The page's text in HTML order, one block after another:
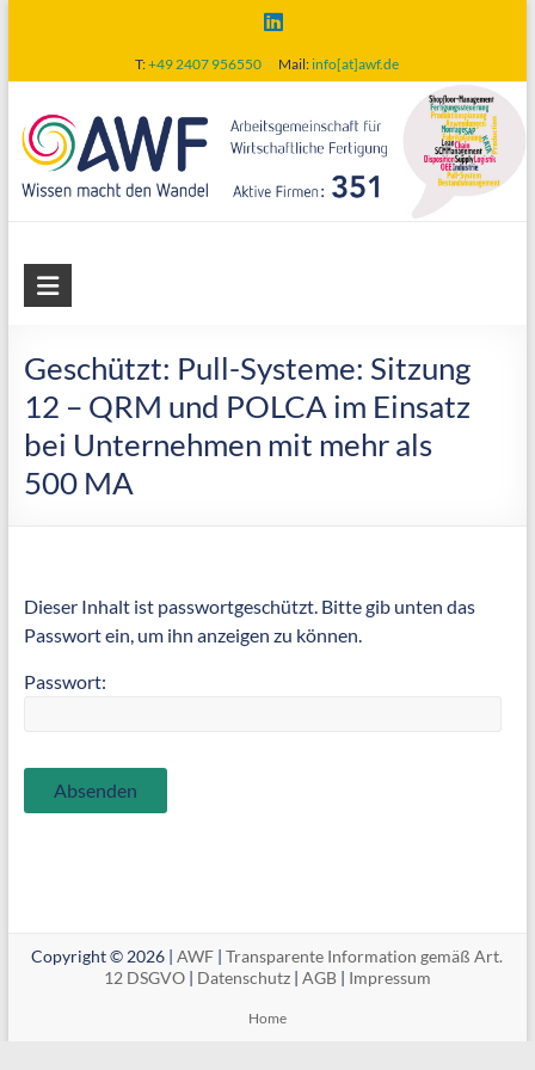
content
T:+49 2407 956550 Mail:info[at]awf.de
AWF
wirtschaftliche
Fertigung
Geschützt: Pull-Systeme: Sitzung
12 – QRM und POLCA im Einsatz
bei Unternehmen mit mehr als
500 MA
Dieser Inhalt ist passwortgeschützt. Bitte gib unten das
Passwort ein, um ihn anzeigen zu können.
Passwort:
Copyright © 2026 |AWF |Transparente Information gemäß Art.
12 DSGVO| Datenschutz| AGB| Impressum
Home